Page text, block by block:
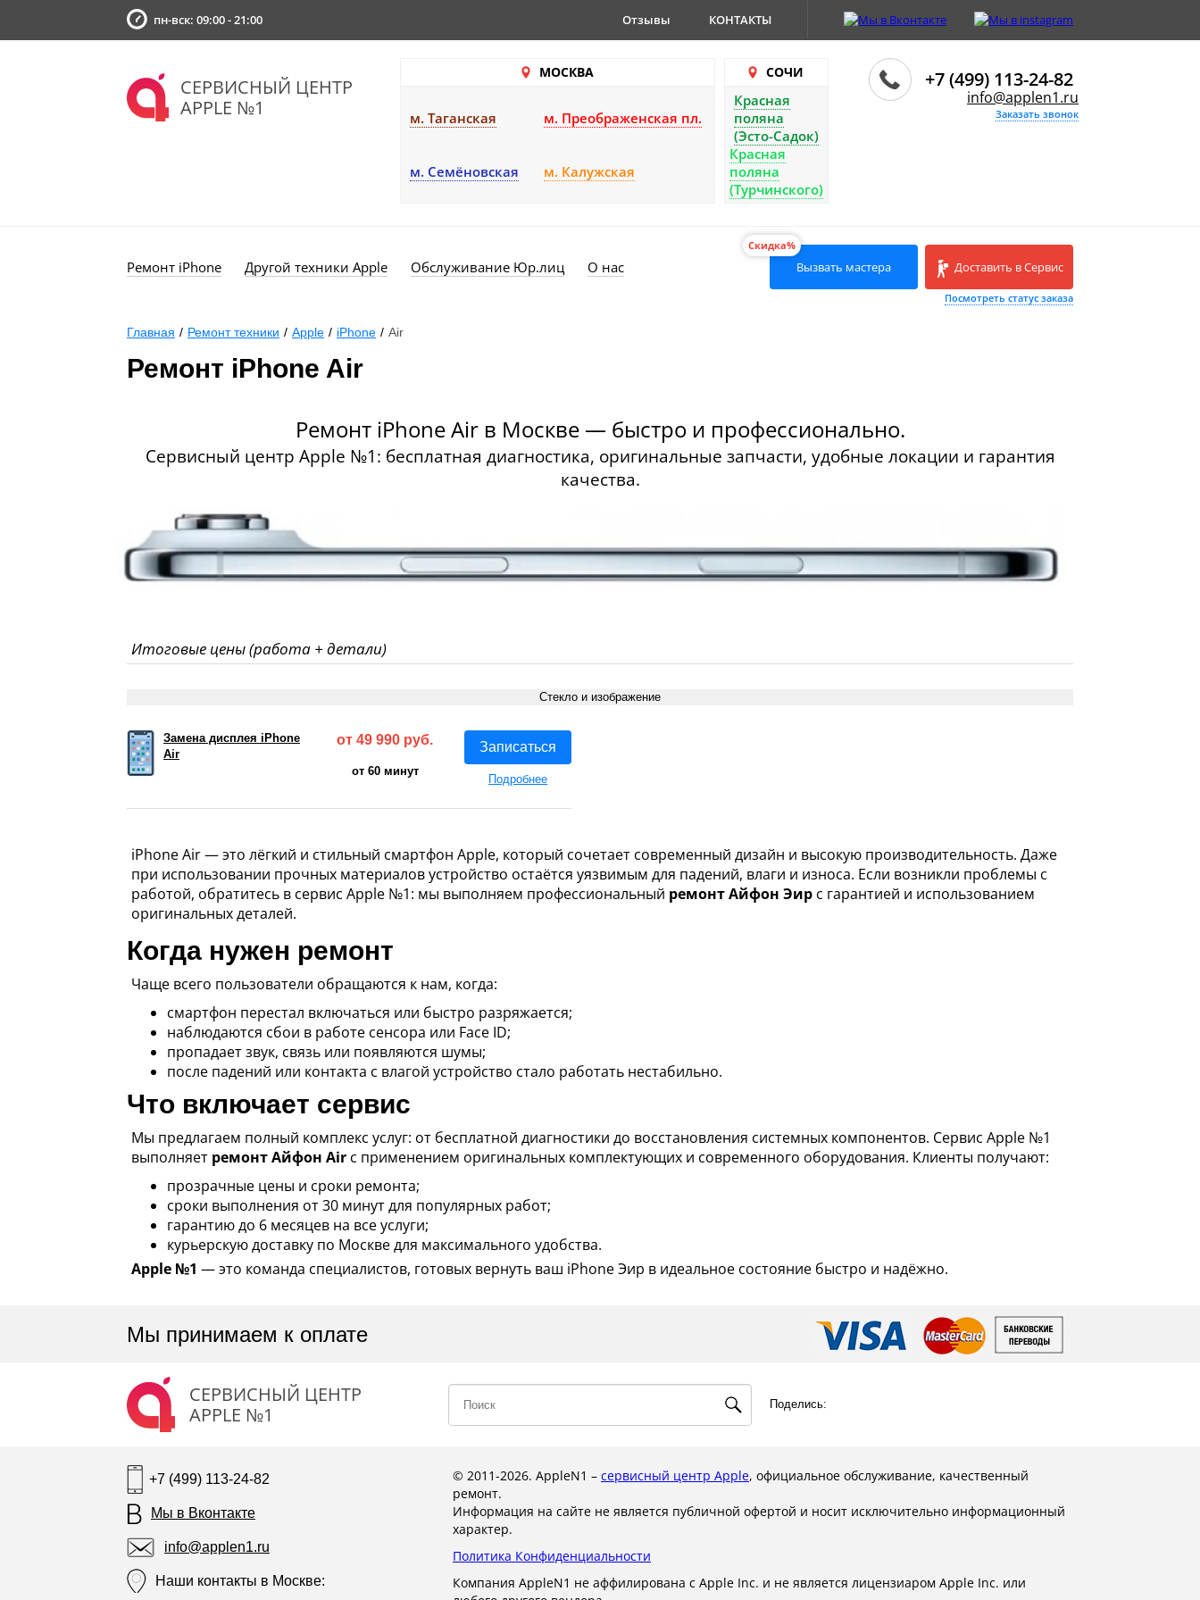
пн-вск: 09:00 - 21:00 Отзывы КОНТАКТЫ
СЕРВИСНЫЙ ЦЕНТР
APPLE №1
МОСКВА
м. Таганская м. Преображенская пл.
м. Семёновская м. Калужская
СОЧИ
Красная
поляна
(Эсто-Садок)
Красная
поляна
(Турчинского)
+7 (499) 113-24-82
info@applen1.ru
Заказать звонок
Ремонт iPhone Другой техники Apple Обслуживание Юр.лиц О нас
Скидка%
Вызвать мастера Доставить в Сервис
Посмотреть статус заказа
Главная / Ремонт техники / Apple / iPhone / Air
Ремонт iPhone Air
Ремонт iPhone Air в Москве — быстро и профессионально.
Сервисный центр Apple №1: бесплатная диагностика, оригинальные запчасти, удобные локации и гарантия
качества.
Итоговые цены (работа + детали)
Стекло и изображение
Замена дисплея iPhone
Air
Записаться
Подробнее
от 49 990 руб.
от 60 минут
iPhone Air — это лёгкий и стильный смартфон Apple, который сочетает современный дизайн и высокую производительность. Даже
при использовании прочных материалов устройство остаётся уязвимым для падений, влаги и износа. Если возникли проблемы с
работой, обратитесь в сервис Apple №1: мы выполняем профессиональный ремонт Айфон Эир с гарантией и использованием
оригинальных деталей.
Когда нужен ремонт
Чаще всего пользователи обращаются к нам, когда:
смартфон перестал включаться или быстро разряжается;
наблюдаются сбои в работе сенсора или Face ID;
пропадает звук, связь или появляются шумы;
после падений или контакта с влагой устройство стало работать нестабильно.
Что включает сервис
Мы предлагаем полный комплекс услуг: от бесплатной диагностики до восстановления системных компонентов. Сервис Apple №1
выполняет ремонт Айфон Air с применением оригинальных комплектующих и современного оборудования. Клиенты получают:
прозрачные цены и сроки ремонта;
сроки выполнения от 30 минут для популярных работ;
гарантию до 6 месяцев на все услуги;
курьерскую доставку по Москве для максимального удобства.
Apple №1 — это команда специалистов, готовых вернуть ваш iPhone Эир в идеальное состояние быстро и надёжно.
Мы принимаем к оплате
СЕРВИСНЫЙ ЦЕНТР
APPLE №1
Поделись:
+7 (499) 113-24-82
Мы в Вконтакте
info@applen1.ru
Наши контакты в Москве:
© 2011-2026. AppleN1 – сервисный центр Apple, официальное обслуживание, качественный
ремонт.
Информация на сайте не является публичной офертой и носит исключительно информационный
характер.
Политика Конфиденциальности
Компания AppleN1 не аффилирована c Apple Inc. и не является лицензиаром Apple Inc. или